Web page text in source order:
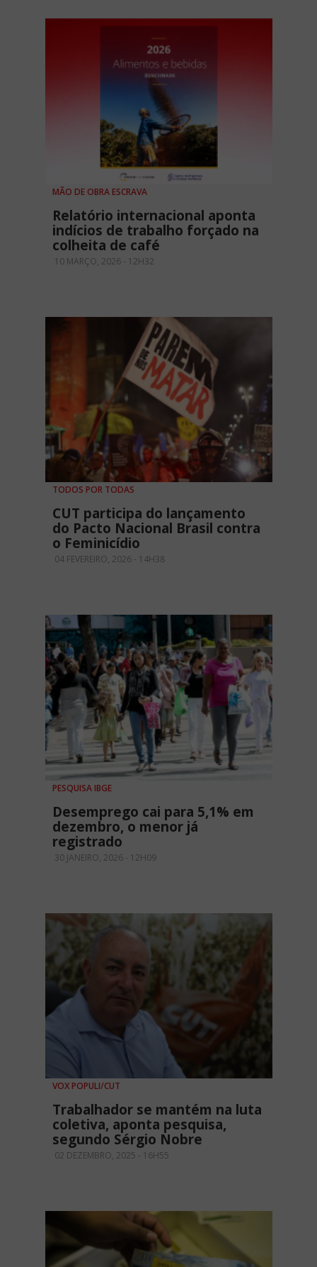
MÃO DE OBRA ESCRAVA
Relatório internacional aponta
indícios de trabalho forçado na
colheita de café
10 MARÇO, 2026 - 12H32
TODOS POR TODAS
CUT participa do lançamento
do Pacto Nacional Brasil contra
o Feminicídio
04 FEVEREIRO, 2026 - 14H38
PESQUISA IBGE
Desemprego cai para 5,1% em
dezembro, o menor já
registrado
30 JANEIRO, 2026 - 12H09
VOX POPULI/CUT
Trabalhador se mantém na luta
coletiva, aponta pesquisa,
segundo Sérgio Nobre
02 DEZEMBRO, 2025 - 16H55